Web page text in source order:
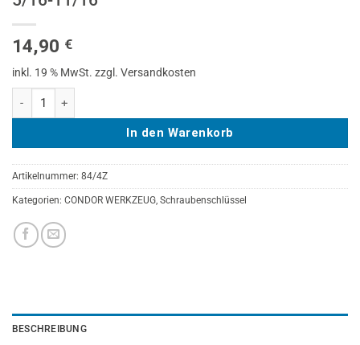
14,90 €
inkl. 19 % MwSt. zzgl. Versandkosten
Condor Leitungsschlüssel-Satz, 4-tlg., zöllig, 5/16-11/16" Menge
In den Warenkorb
Artikelnummer: 84/4Z
Kategorien: CONDOR WERKZEUG, Schraubenschlüssel
BESCHREIBUNG